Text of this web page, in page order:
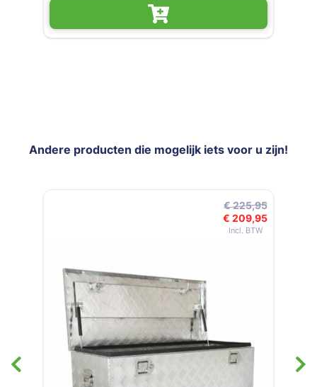
Andere producten die mogelijk iets voor u zijn!
Navigeren door de elementen van de carrousel is mogelijk met
Druk om carrousel over te slaan
Druk op om naar carrouselnavigatie te gaan